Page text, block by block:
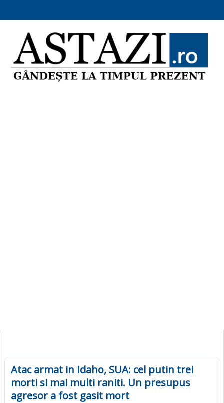
Atac armat in Idaho, SUA: cel putin trei
morti si mai multi raniti. Un presupus
agresor a fost gasit mort